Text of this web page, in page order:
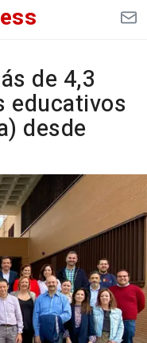
de 4,3
educativos
desde